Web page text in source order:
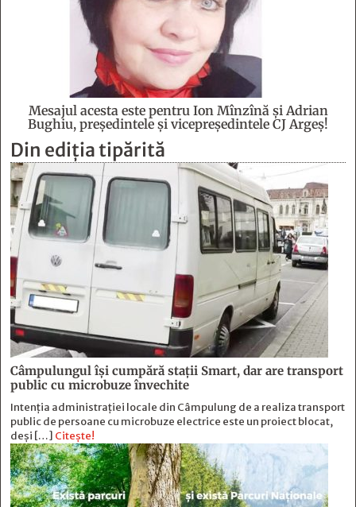
Mesajul acesta este pentru Ion Mînzînă şi Adrian
Bughiu, preşedintele şi vicepreşedintele CJ Argeş!
Din ediția tipărită
Câmpulungul îşi cumpără staţii Smart, dar are transport
public cu microbuze învechite
Intenția administrației locale din Câmpulung de a realiza transport
public de persoane cu microbuze electrice este un proiect blocat,
deși […] Citește!